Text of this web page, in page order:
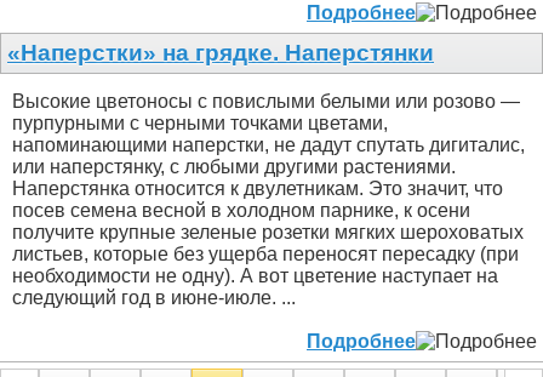
Подробнее
«Наперстки» на грядке. Наперстянки
Высокие цветоносы с повислыми белыми или розово —
пурпурными с черными точками цветами,
напоминающими наперстки, не дадут спутать дигиталис,
или наперстянку, с любыми другими растениями.
Наперстянка относится к двулетникам. Это значит, что
посев семена весной в холодном парнике, к осени
получите крупные зеленые розетки мягких шероховатых
листьев, которые без ущерба переносят пересадку (при
необходимости не одну). А вот цветение наступает на
следующий год в июне-июле. ...
Подробнее